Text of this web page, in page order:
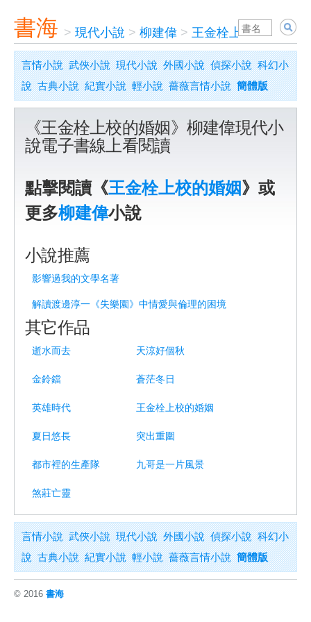
書海 > 現代小說 > 柳建偉 > 王金栓上校的婚姻
言情小說 武俠小說 現代小說 外國小說 偵探小說 科幻小
說 古典小說 紀實小說 輕小說 薔薇言情小說 簡體版
《王金栓上校的婚姻》柳建偉現代小
說電子書線上看閱讀
點擊閱讀《王金栓上校的婚姻》或
更多柳建偉小說
小說推薦
影響過我的文學名著
解讀渡邊淳一《失樂園》中情愛與倫理的困境
其它作品
逝水而去 天涼好個秋
金鈴鐺 蒼茫冬日
英雄時代 王金栓上校的婚姻
夏日悠長 突出重圍
都市裡的生產隊 九哥是一片風景
煞莊亡靈
言情小說 武俠小說 現代小說 外國小說 偵探小說 科幻小
說 古典小說 紀實小說 輕小說 薔薇言情小說 簡體版
© 2016 書海